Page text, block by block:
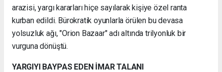
arazisi, yargı kararları hiçe sayılarak kişiye özel ranta
kurban edildi. Bürokratik oyunlarla örülen bu devasa
yolsuzluk ağı, "Orion Bazaar" adı altında trilyonluk bir
vurguna dönüştü.
YARGIYI BAYPAS EDEN İMAR TALANI